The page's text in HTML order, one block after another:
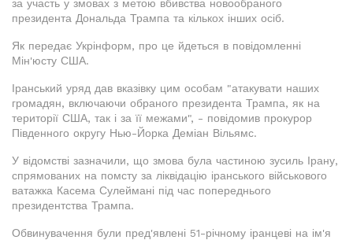
за участь у змовах з метою вбивства новообраного
президента Дональда Трампа та кількох інших осіб.
Як передає Укрінформ, про це йдеться в повідомленні
Мін'юсту США.
Іранський уряд дав вказівку цим особам "атакувати наших
громадян, включаючи обраного президента Трампа, як на
території США, так і за її межами", - повідомив прокурор
Південного округу Нью-Йорка Деміан Вільямс.
У відомстві зазначили, що змова була частиною зусиль Ірану,
спрямованих на помсту за ліквідацію іранського військового
ватажка Касема Сулеймані під час попереднього
президентства Трампа.
Обвинувачення були пред'явлені 51-річному іранцеві на ім'я